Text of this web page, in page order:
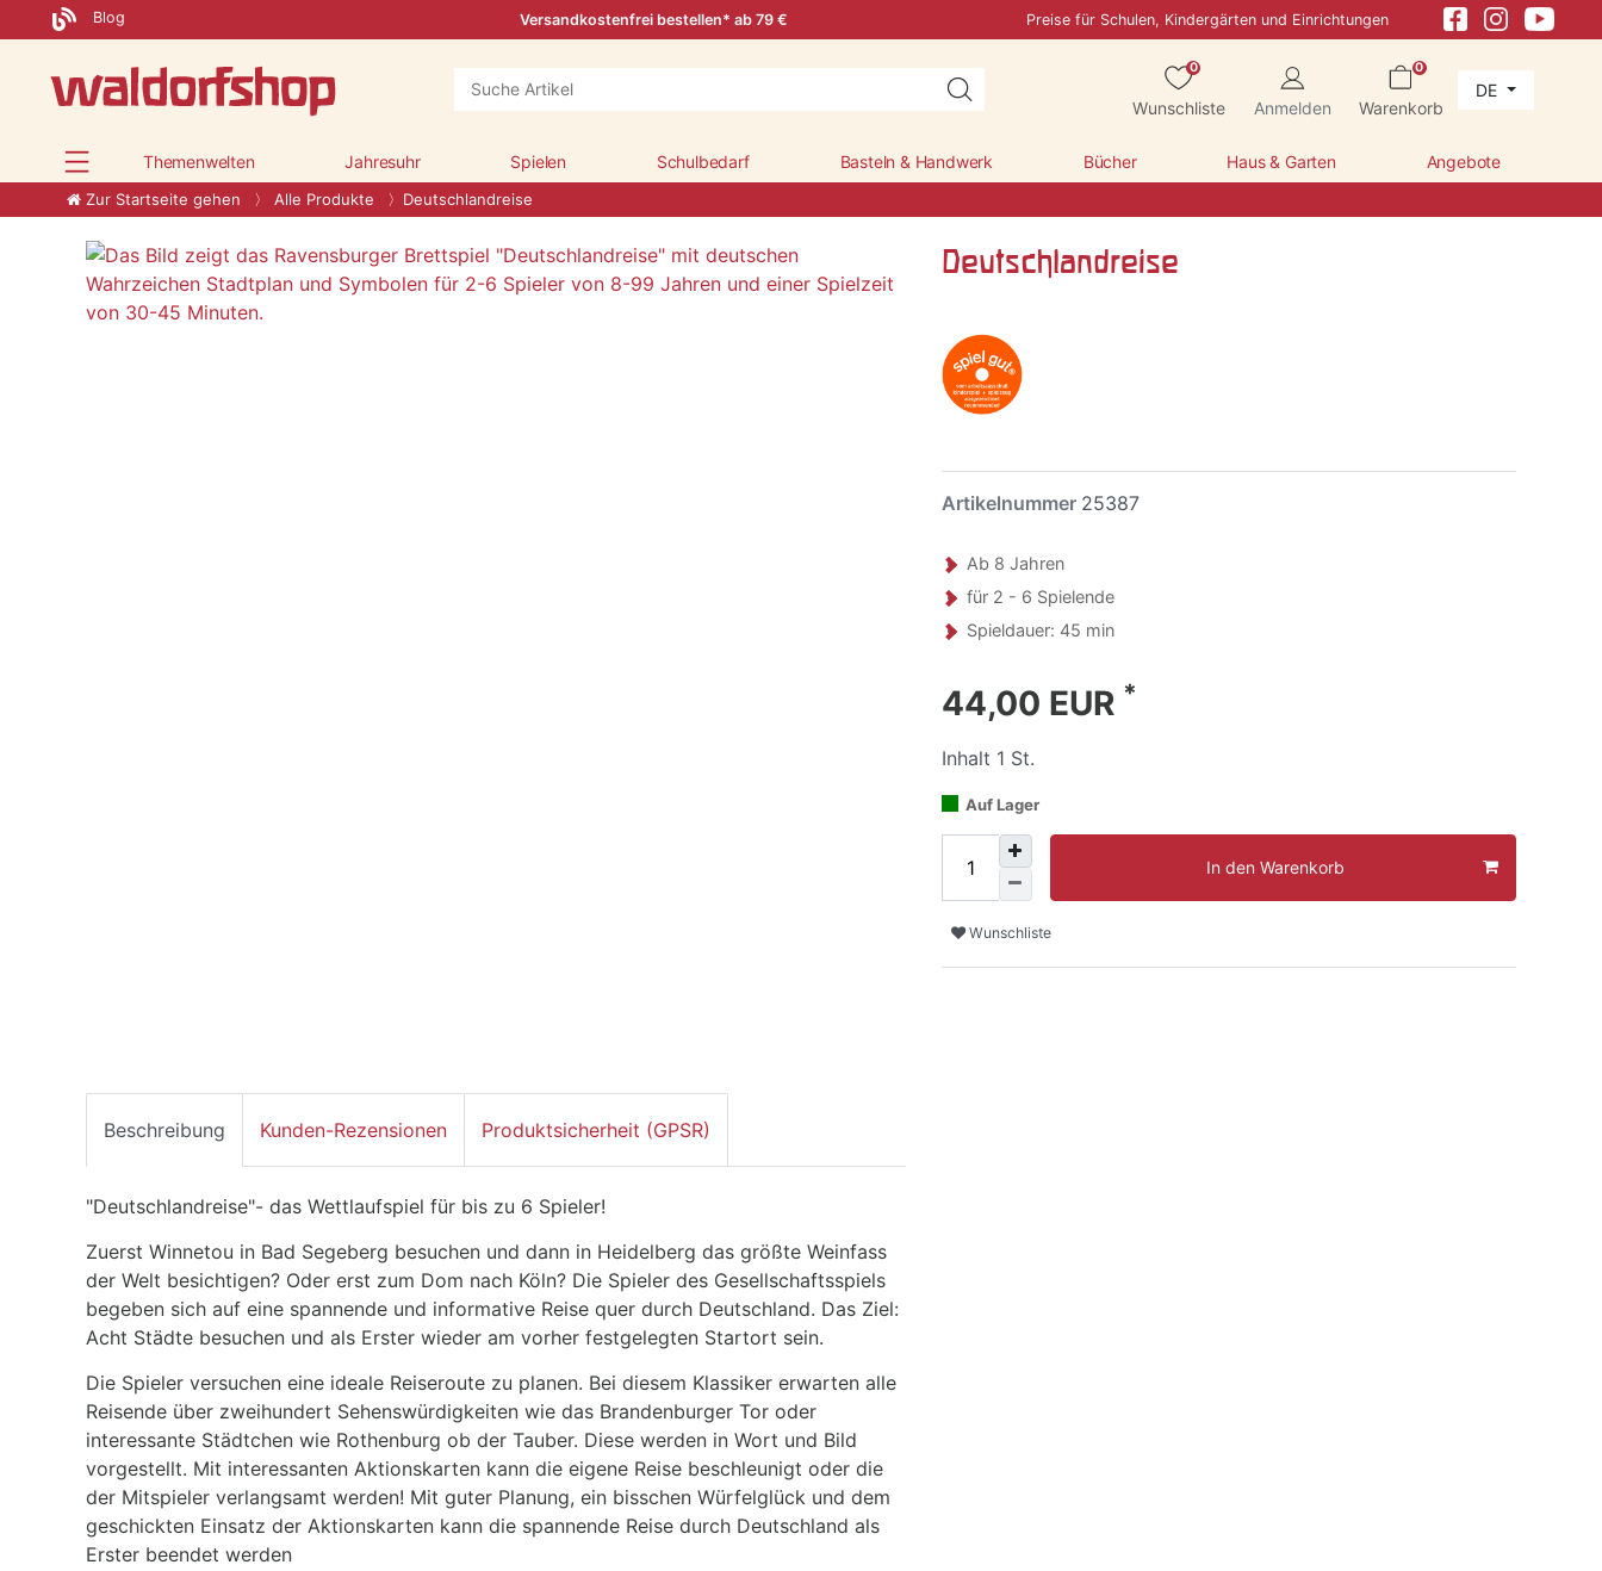
Blog Versandkostenfrei bestellen* ab 79 € Preise für Schulen, Kindergärten und Einrichtungen
0
Wunschliste Anmelden
0
Warenkorb
DE
Themenwelten Jahresuhr Spielen Schulbedarf Basteln & Handwerk Bücher Haus & Garten Angebote
Zur Startseite gehen Alle Produkte Deutschlandreise
Deutschlandreise
Artikelnummer 25387
Ab 8 Jahren
für 2 - 6 Spielende
Spieldauer: 45 min
44,00 EUR *
Inhalt 1 St.
Auf Lager
In den Warenkorb
Wunschliste
Beschreibung Kunden-Rezensionen Produktsicherheit (GPSR)
"Deutschlandreise"- das Wettlaufspiel für bis zu 6 Spieler!
Zuerst Winnetou in Bad Segeberg besuchen und dann in Heidelberg das größte Weinfass
der Welt besichtigen? Oder erst zum Dom nach Köln? Die Spieler des Gesellschaftsspiels
begeben sich auf eine spannende und informative Reise quer durch Deutschland. Das Ziel:
Acht Städte besuchen und als Erster wieder am vorher festgelegten Startort sein.
Die Spieler versuchen eine ideale Reiseroute zu planen. Bei diesem Klassiker erwarten alle
Reisende über zweihundert Sehenswürdigkeiten wie das Brandenburger Tor oder
interessante Städtchen wie Rothenburg ob der Tauber. Diese werden in Wort und Bild
vorgestellt. Mit interessanten Aktionskarten kann die eigene Reise beschleunigt oder die
der Mitspieler verlangsamt werden! Mit guter Planung, ein bisschen Würfelglück und dem
geschickten Einsatz der Aktionskarten kann die spannende Reise durch Deutschland als
Erster beendet werden